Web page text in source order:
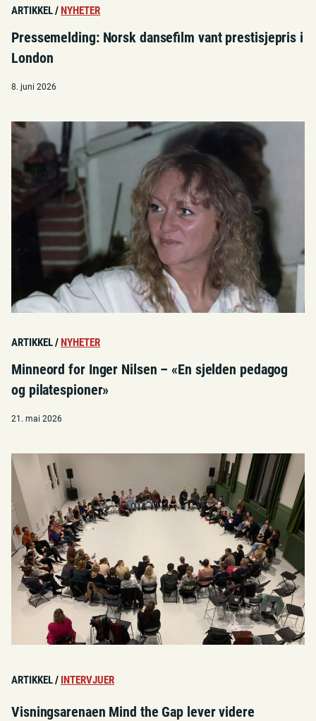
ARTIKKEL/NYHETER
Pressemelding: Norsk dansefilm vant prestisjepris i
London
8. juni 2026
ARTIKKEL/NYHETER
Minneord for Inger Nilsen – «En sjelden pedagog
og pilatespioner»
21. mai 2026
ARTIKKEL/ INTERVJUER
Visningsarenaen Mind the Gap lever videre